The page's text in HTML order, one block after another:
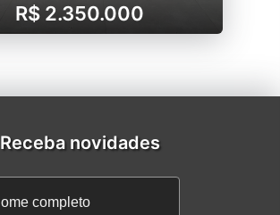
R$ 2.350.000
Receba novidades